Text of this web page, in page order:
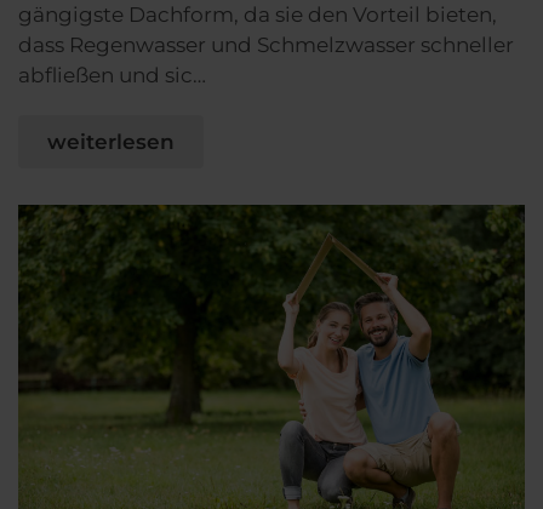
gängigste Dachform, da sie den Vorteil bieten,
dass Regenwasser und Schmelzwasser schneller
abfließen und sic…
weiterlesen